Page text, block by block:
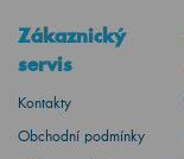
Zákaznický
servis
Kontakty
Obchodní podmínky